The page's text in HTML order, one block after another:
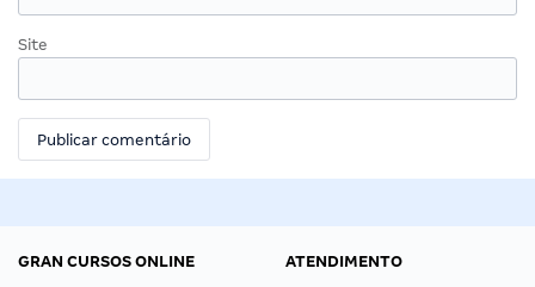
Site
GRAN CURSOS ONLINE
ATENDIMENTO